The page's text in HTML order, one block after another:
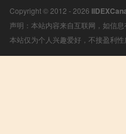
Copyright © 2012 - 2026
声明：本站内容来自互联网，如信
本站仅为个人兴趣爱好，不接盈利